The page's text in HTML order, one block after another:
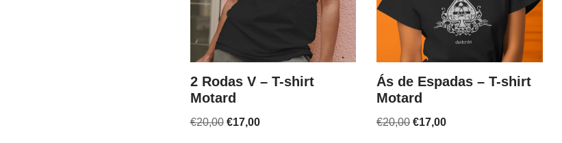
2 Rodas V – T-shirt
Motard
€20,00 €17,00
Ás de Espadas – T-shirt
Motard
€20,00 €17,00